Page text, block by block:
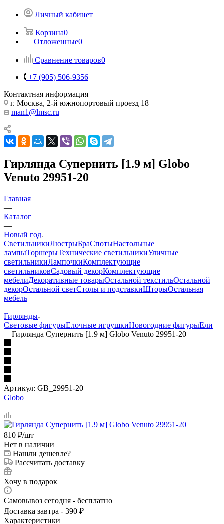
Личный кабинет
Корзина0
Отложенные0
Сравнение товаров0
+7 (905) 506-9356
Контактная информация
г. Москва, 2-й южнопортовый проезд 18
man1@lmsc.ru
Гирлянда Супернить [1.9 м] Globo
Venuto 29951-20
Главная
—
Каталог
—
Новый год
СветильникиЛюстрыБраСпотыНастольные
лампыТоршерыТехнические светильникиУличные
светильникиЛампочкиКомплектующие
светильниковСадовый декорКомплектующие
мебелиДекоративные товарыОстальной текстильОстальной
декорОстальной светСтолы и подставкиШторыОстальная
мебель
—
Гирлянды
Световые фигурыЕлочные игрушкиНовогодние фигурыЕли
—Гирлянда Супернить [1.9 м] Globo Venuto 29951-20
Артикул: GB_29951-20
Globo
810 ₽/шт
Нет в наличии
Нашли дешевле?
Рассчитать доставку
Хочу в подарок
Самовывоз сегодня - бесплатно
Доставка завтра - 390 ₽
Характеристики